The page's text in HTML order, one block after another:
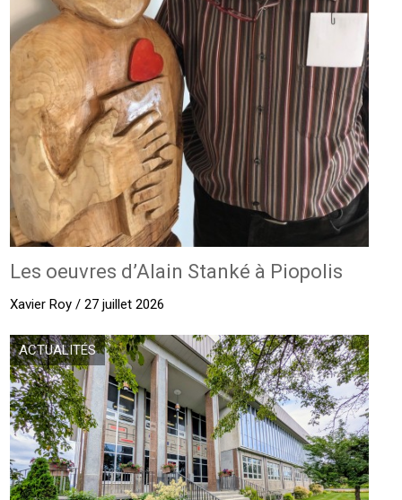
Les oeuvres d’Alain Stanké à Piopolis
Xavier Roy / 27 juillet 2026
ACTUALITÉS